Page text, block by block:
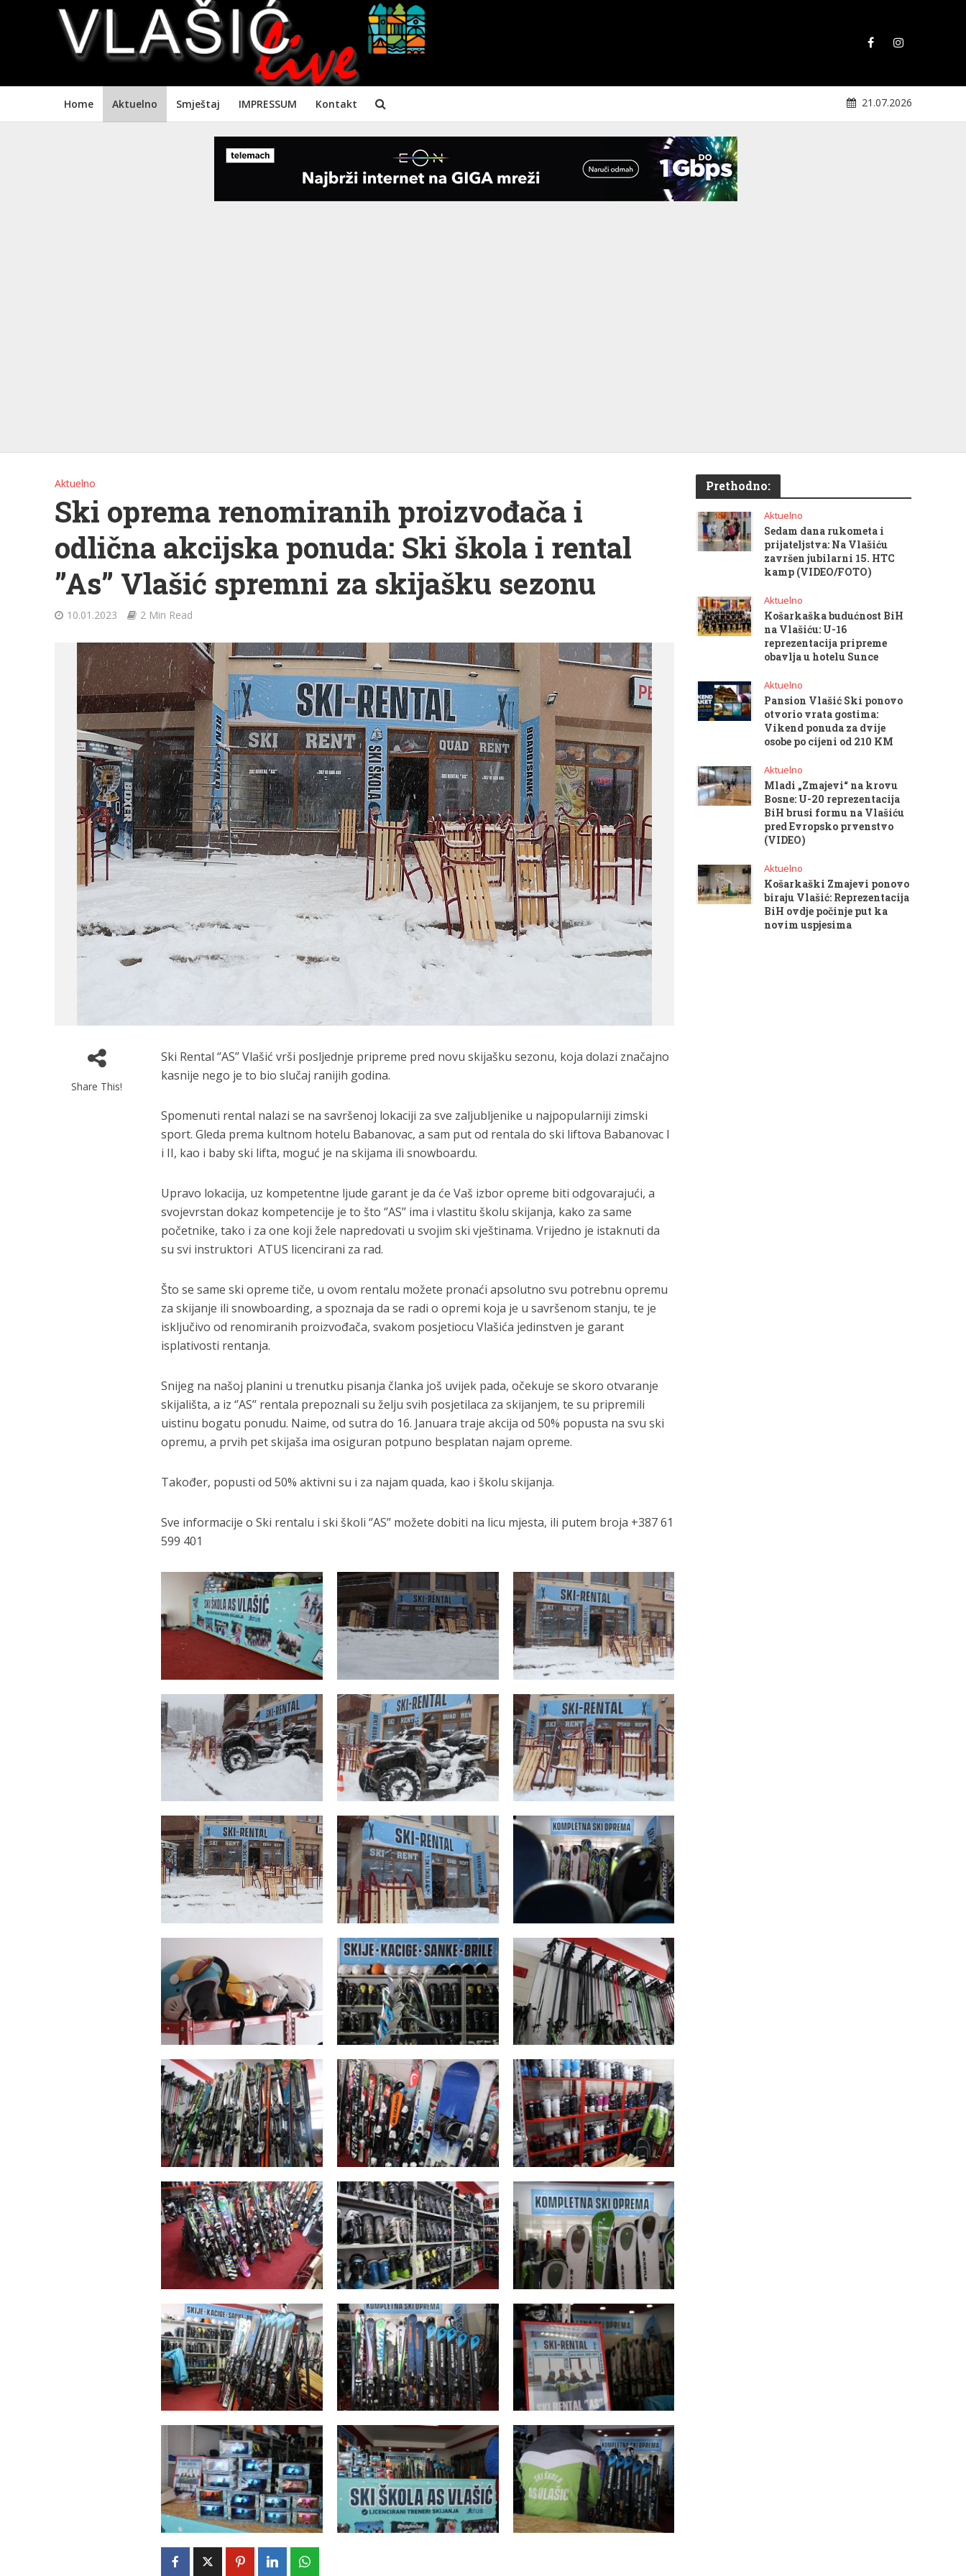
Home Aktuelno Smještaj IMPRESSUM Kontakt 21.07.2026
Aktuelno
Ski oprema renomiranih proizvođača i
odlična akcijska ponuda: Ski škola i rental
”As” Vlašić spremni za skijašku sezonu
10.01.2023 2 Min Read
Share This!
Ski Rental ‘’AS’’ Vlašić vrši posljednje pripreme pred novu skijašku sezonu, koja dolazi značajno
kasnije nego je to bio slučaj ranijih godina.
Spomenuti rental nalazi se na savršenoj lokaciji za sve zaljubljenike u najpopularniji zimski
sport. Gleda prema kultnom hotelu Babanovac, a sam put od rentala do ski liftova Babanovac I
i II, kao i baby ski lifta, moguć je na skijama ili snowboardu.
Upravo lokacija, uz kompetentne ljude garant je da će Vaš izbor opreme biti odgovarajući, a
svojevrstan dokaz kompetencije je to što ‘’AS’’ ima i vlastitu školu skijanja, kako za same
početnike, tako i za one koji žele napredovati u svojim ski vještinama. Vrijedno je istaknuti da
su svi instruktori ATUS licencirani za rad.
Što se same ski opreme tiče, u ovom rentalu možete pronaći apsolutno svu potrebnu opremu
za skijanje ili snowboarding, a spoznaja da se radi o opremi koja je u savršenom stanju, te je
isključivo od renomiranih proizvođača, svakom posjetiocu Vlašića jedinstven je garant
isplativosti rentanja.
Snijeg na našoj planini u trenutku pisanja članka još uvijek pada, očekuje se skoro otvaranje
skijališta, a iz ‘’AS’’ rentala prepoznali su želju svih posjetilaca za skijanjem, te su pripremili
uistinu bogatu ponudu. Naime, od sutra do 16. Januara traje akcija od 50% popusta na svu ski
opremu, a prvih pet skijaša ima osiguran potpuno besplatan najam opreme.
Također, popusti od 50% aktivni su i za najam quada, kao i školu skijanja.
Sve informacije o Ski rentalu i ski školi ‘’AS’’ možete dobiti na licu mjesta, ili putem broja +387 61
599 401
Prethodno:
Aktuelno
Sedam dana rukometa i
prijateljstva: Na Vlašiću
završen jubilarni 15. HTC
kamp (VIDEO/FOTO)
Aktuelno
Košarkaška budućnost BiH
na Vlašiću: U-16
reprezentacija pripreme
obavlja u hotelu Sunce
Aktuelno
Pansion Vlašić Ski ponovo
otvorio vrata gostima:
Vikend ponuda za dvije
osobe po cijeni od 210 KM
Aktuelno
Mladi „Zmajevi“ na krovu
Bosne: U-20 reprezentacija
BiH brusi formu na Vlašiću
pred Evropsko prvenstvo
(VIDEO)
Aktuelno
Košarkaški Zmajevi ponovo
biraju Vlašić: Reprezentacija
BiH ovdje počinje put ka
novim uspjesima